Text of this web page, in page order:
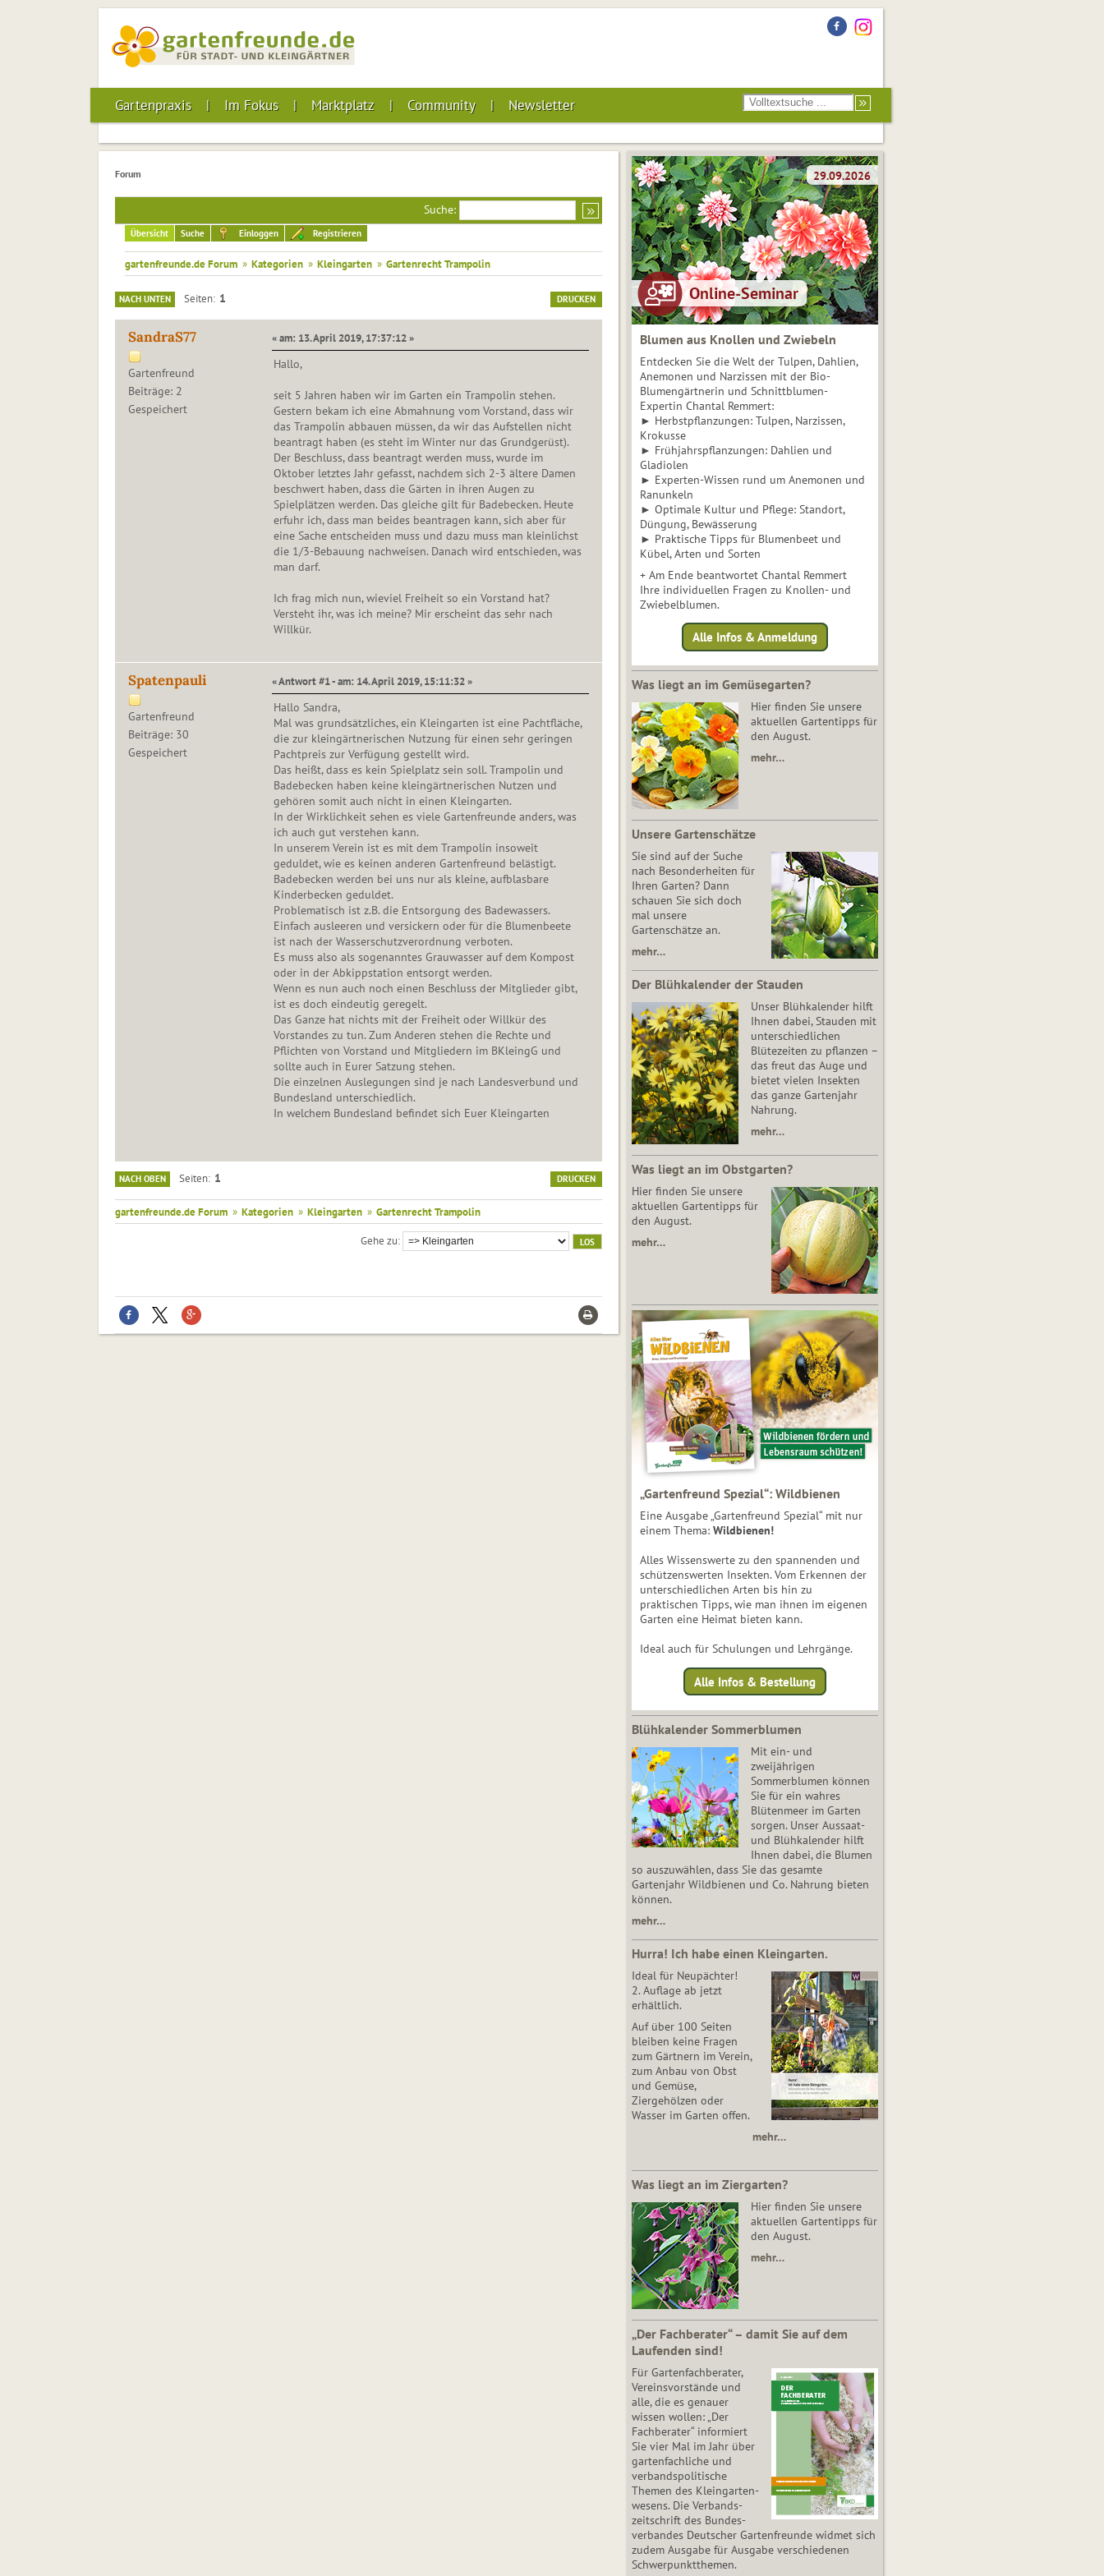
Gartenpraxis Im Fokus Marktplatz Community Newsletter
Forum
Suche:
Übersicht Suche Einloggen Registrieren
gartenfreunde.de Forum » Kategorien » Kleingarten » Gartenrecht Trampolin
DRUCKEN
NACH UNTEN Seiten 1
SandraS77
Gartenfreund
Beiträge: 2
Gespeichert
« am: 13. April 2019, 17:37:12 »
Hallo,
seit 5 Jahren haben wir im Garten ein Trampolin stehen.
Gestern bekam ich eine Abmahnung vom Vorstand, dass wir
das Trampolin abbauen müssen, da wir das Aufstellen nicht
beantragt haben (es steht im Winter nur das Grundgerüst).
Der Beschluss, dass beantragt werden muss, wurde im
Oktober letztes Jahr gefasst, nachdem sich 2-3 ältere Damen
beschwert haben, dass die Gärten in ihren Augen zu
Spielplätzen werden. Das gleiche gilt für Badebecken. Heute
erfuhr ich, dass man beides beantragen kann, sich aber für
eine Sache entscheiden muss und dazu muss man kleinlichst
die 1/3-Bebauung nachweisen. Danach wird entschieden, was
man darf.
Ich frag mich nun, wieviel Freiheit so ein Vorstand hat?
Versteht ihr, was ich meine? Mir erscheint das sehr nach
Willkür.
Spatenpauli
Gartenfreund
Beiträge: 30
Gespeichert
« Antwort #1 - am: 14. April 2019, 15:11:32 »
Hallo Sandra,
Mal was grundsätzliches, ein Kleingarten ist eine Pachtfläche,
die zur kleingärtnerischen Nutzung für einen sehr geringen
Pachtpreis zur Verfügung gestellt wird.
Das heißt, dass es kein Spielplatz sein soll. Trampolin und
Badebecken haben keine kleingärtnerischen Nutzen und
gehören somit auch nicht in einen Kleingarten.
In der Wirklichkeit sehen es viele Gartenfreunde anders, was
ich auch gut verstehen kann.
In unserem Verein ist es mit dem Trampolin insoweit
geduldet, wie es keinen anderen Gartenfreund belästigt.
Badebecken werden bei uns nur als kleine, aufblasbare
Kinderbecken geduldet.
Problematisch ist z.B. die Entsorgung des Badewassers.
Einfach ausleeren und versickern oder für die Blumenbeete
ist nach der Wasserschutzverordnung verboten.
Es muss also als sogenanntes Grauwasser auf dem Kompost
oder in der Abkippstation entsorgt werden.
Wenn es nun auch noch einen Beschluss der Mitglieder gibt,
ist es doch eindeutig geregelt.
Das Ganze hat nichts mit der Freiheit oder Willkür des
Vorstandes zu tun. Zum Anderen stehen die Rechte und
Pflichten von Vorstand und Mitgliedern im BKleingG und
sollte auch in Eurer Satzung stehen.
Die einzelnen Auslegungen sind je nach Landesverbund und
Bundesland unterschiedlich.
In welchem Bundesland befindet sich Euer Kleingarten
DRUCKEN
NACH OBEN Seiten 1
gartenfreunde.de Forum » Kategorien » Kleingarten » Gartenrecht Trampolin
Gehe zu
Blumen aus Knollen und Zwiebeln
Entdecken Sie die Welt der Tulpen, Dahlien,
Anemonen und Narzissen mit der Bio-
Blumengärtnerin und Schnittblumen-
Expertin Chantal Remmert:
► Herbstpflanzungen: Tulpen, Narzissen,
Krokusse
► Frühjahrspflanzungen: Dahlien und
Gladiolen
► Experten-Wissen rund um Anemonen und
Ranunkeln
► Optimale Kultur und Pflege: Standort,
Düngung, Bewässerung
► Praktische Tipps für Blumenbeet und
Kübel, Arten und Sorten
+ Am Ende beantwortet Chantal Remmert
Ihre individuellen Fragen zu Knollen- und
Zwiebelblumen.
Alle Infos & Anmeldung
Was liegt an im Gemüsegarten?
Hier finden Sie unsere
aktuellen Gartentipps für
den August.
mehr…
Unsere Gartenschätze
Sie sind auf der Suche
nach Besonderheiten für
Ihren Garten? Dann
schauen Sie sich doch
mal unsere
Gartenschätze an.
mehr…
Der Blühkalender der Stauden
Unser Blühkalender hilft
Ihnen dabei, Stauden mit
unterschiedlichen
Blütezeiten zu pflanzen –
das freut das Auge und
bietet vielen Insekten
das ganze Gartenjahr
Nahrung.
mehr…
Was liegt an im Obstgarten?
Hier finden Sie unsere
aktuellen Gartentipps für
den August.
mehr…
„Gartenfreund Spezial“: Wildbienen
Eine Ausgabe „Gartenfreund Spezial“ mit nur
einem Thema: Wildbienen!
Alles Wissenswerte zu den spannenden und
schützenswerten Insekten. Vom Erkennen der
unterschiedlichen Arten bis hin zu
praktischen Tipps, wie man ihnen im eigenen
Garten eine Heimat bieten kann.
Ideal auch für Schulungen und Lehrgänge.
Alle Infos & Bestellung
Blühkalender Sommerblumen
Mit ein- und
zweijährigen
Sommerblumen können
Sie für ein wahres
Blütenmeer im Garten
sorgen. Unser Aussaat-
und Blühkalender hilft
Ihnen dabei, die Blumen
so auszuwählen, dass Sie das gesamte
Gartenjahr Wildbienen und Co. Nahrung bieten
können.
mehr…
Hurra! Ich habe einen Kleingarten.
Ideal für Neupächter!
2. Auflage ab jetzt
erhältlich.
Auf über 100 Seiten
bleiben keine Fragen
zum Gärtnern im Verein,
zum Anbau von Obst
und Gemüse,
Ziergehölzen oder
Wasser im Garten offen.
mehr…
Was liegt an im Ziergarten?
Hier finden Sie unsere
aktuellen Gartentipps für
den August.
mehr…
„Der Fachberater“ – damit Sie auf dem
Laufenden sind!
Für Gartenfachberater,
Vereinsvorstände und
alle, die es genauer
wissen wollen: „Der
Fachberater“ informiert
Sie vier Mal im Jahr über
gartenfachliche und
verbandspolitische
Themen des Klein­gar­ten­
wesens. Die Ver­bands­
zeit­schrift des Bun­des­
ver­ban­des Deutscher Gartenfreunde widmet sich
zudem Ausgabe für Ausgabe verschiedenen
Schwer­punkt­the­men.